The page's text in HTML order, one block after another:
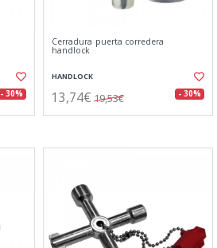
- 30%
Cerradura puerta corredera
handlock
HANDLOCK
13,74€ 19,53€ - 30%